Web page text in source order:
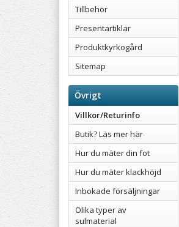
Tillbehör
Presentartiklar
Produktkyrkogård
Sitemap
Övrigt
Villkor/Returinfo
Butik? Läs mer här
Hur du mäter din fot
Hur du mäter klackhöjd
Inbokade försäljningar
Olika typer av
sulmaterial